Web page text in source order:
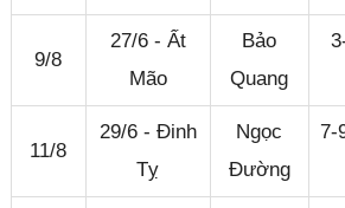
9/8
27/6 - Ất
Mão
Bảo
Quang
11/8
29/6 - Đinh
Tỵ
Ngọc
Đường
7-